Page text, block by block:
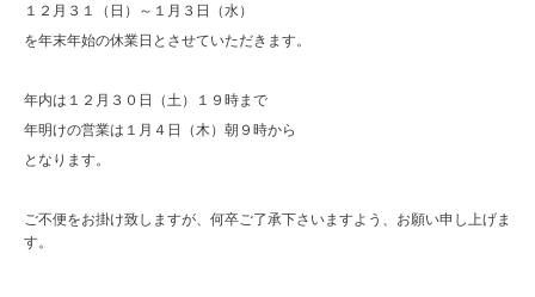
１２月３１（日）～１月３日（水）
を年末年始の休業日とさせていただきます。
年内は１２月３０日（土）１９時まで
年明けの営業は１月４日（木）朝９時から
となります。
ご不便をお掛け致しますが、何卒ご了承下さいますよう、お願い申し上げま
す。